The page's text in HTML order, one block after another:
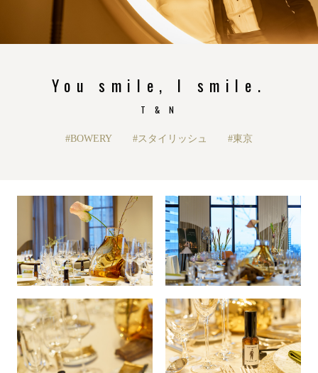
You smile, I smile.
T & N
#BOWERY #スタイリッシュ #東京